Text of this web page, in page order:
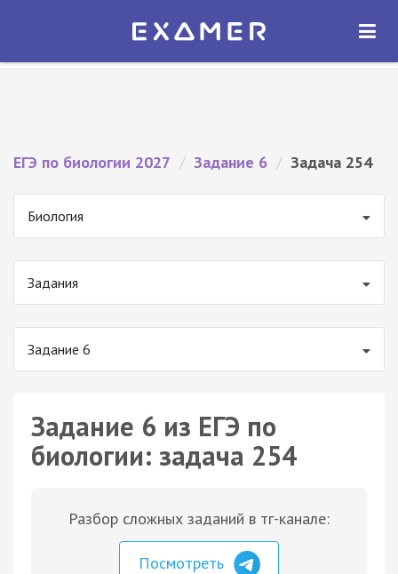
Экзамер — ЕГЭ 2027
ОТКРЫТЬ
ЕГЭ по биологии 2027 / Задание 6 / Задача 254
Биология
Задания
Задание 6
Задание 6 из ЕГЭ по
биологии: задача 254
Разбор сложных заданий в тг-канале:
Посмотреть